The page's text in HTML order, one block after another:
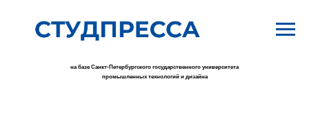
на базе Санкт-Петербургского государственного университета
промышленных технологий и дизайна